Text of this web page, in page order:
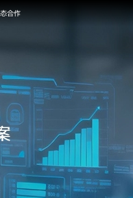
合作